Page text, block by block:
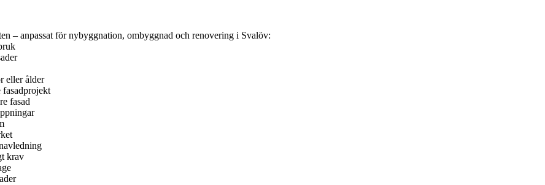
– anpassat för nybyggnation, ombyggnad och renovering i Svalöv:
eller ålder
fasad
krav